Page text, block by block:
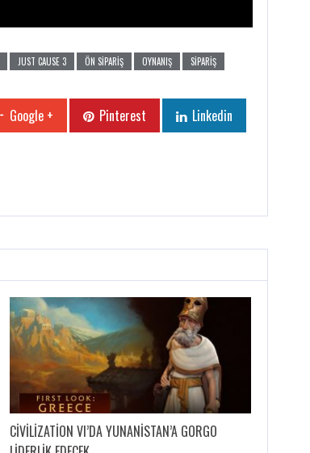
JUST CAUSE 3 ÖN SIPARIŞ OYNANIŞ
SIPARIŞ
Google + Pinterest Linkedin
CIVILIZATION VI’DA YUNANISTAN’A GORGO